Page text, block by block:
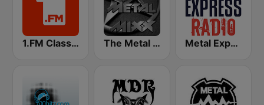
1.FM Classic Rock The Metal MIXX Metal Express